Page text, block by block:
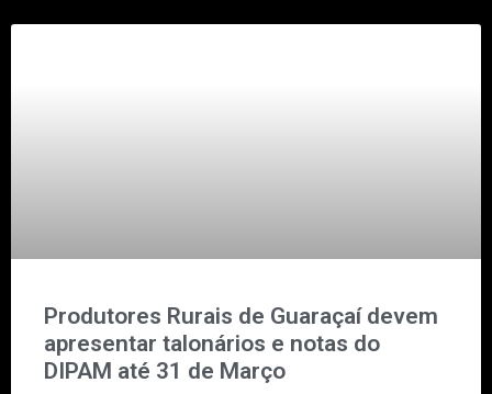
Produtores Rurais de Guaraçaí devem
apresentar talonários e notas do
DIPAM até 31 de Março